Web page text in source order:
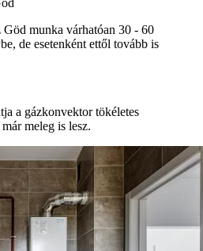
munka várhatóan 30 - 60
de esetenként ettől tovább is
a gázkonvektor tökéletes
meleg is lesz.